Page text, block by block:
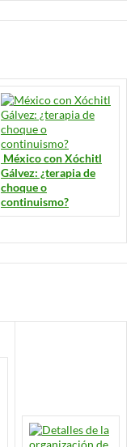
México con Xóchitl
Gálvez: ¿terapia de
choque o
continuismo?